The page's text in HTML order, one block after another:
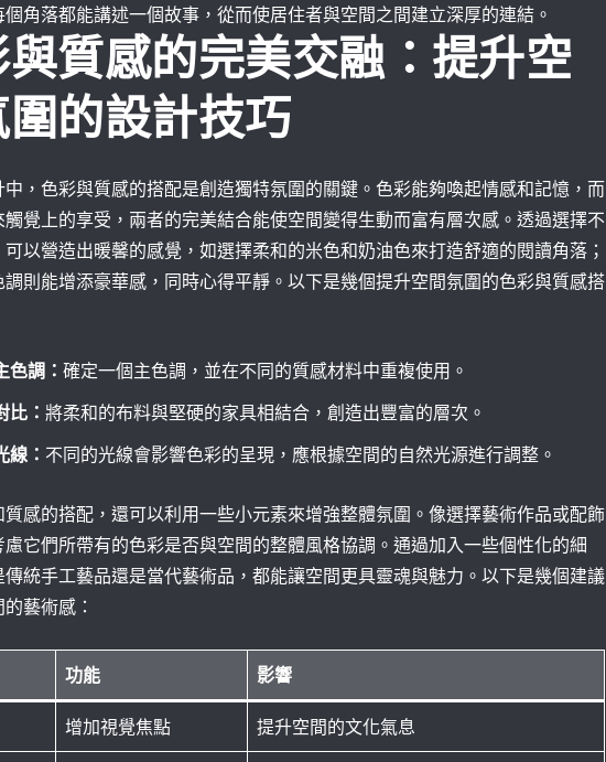
角落都能講述一個故事，從而使居住者與空間之間建立深厚的連結。
與質感的完美交融：提升空
圍的設計技巧
，色彩與質感的搭配是創造獨特氛圍的關鍵。色彩能夠喚起情感和記憶，而
觸覺上的享受，兩者的完美結合能使空間變得生動而富有層次感。透過選擇不
以營造出暖馨的感覺，如選擇柔和的米色和奶油色來打造舒適的閱讀角落；
則能增添豪華感，同時心得平靜。以下是幾個提升空間氛圍的色彩與質感搭
色調： 確定一個主色調，並在不同的質感材料中重複使用。
比： 將柔和的布料與堅硬的家具相結合，創造出豐富的層次。
線： 不同的光線會影響色彩的呈現，應根據空間的自然光源進行調整。
質感的搭配，還可以利用一些小元素來增強整體氛圍。像選擇藝術作品或配飾
慮它們所帶有的色彩是否與空間的整體風格協調。通過加入一些個性化的細
統手工藝品還是當代藝術品，都能讓空間更具靈魂與魅力。以下是幾個建議
藝術感：
功能 影響
增加視覺焦點 提升空間的文化氣息